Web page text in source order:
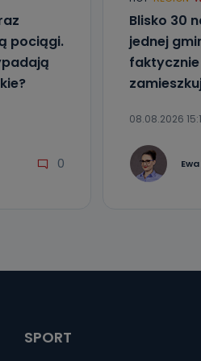
pociągi.
0
Blisko 30
jednej
08.08.2026
SPORT